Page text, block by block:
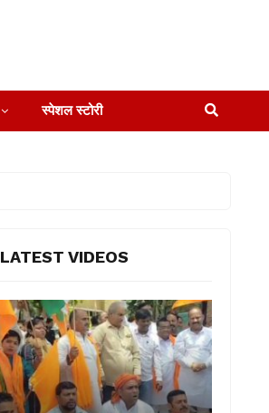
स्पेशल स्टोरी
LATEST VIDEOS